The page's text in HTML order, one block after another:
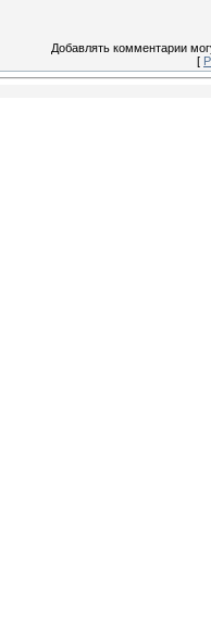
Добавлять комментарии
[